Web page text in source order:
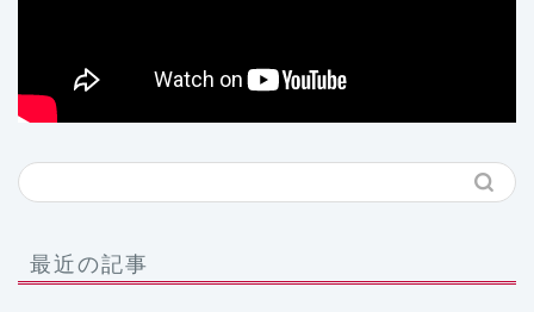
最近の記事